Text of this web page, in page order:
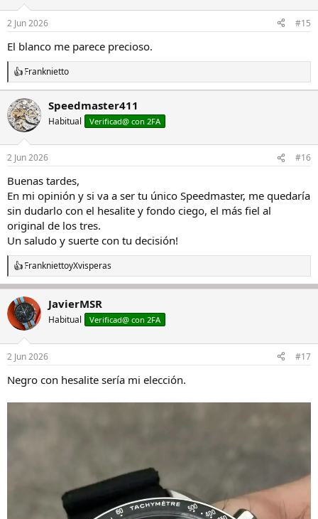
2 Jun 2026 #15
El blanco me parece precioso.
R
e
a
c
c
i
o
n
e
s
Franknietto
Speedmaster411
Habitual Verificad@ con 2FA
2 Jun 2026 #16
Buenas tardes,
En mi opinión y si va a ser tu único Speedmaster, me quedaría
sin dudarlo con el hesalite y fondo ciego, el más fiel al
original de los tres.
Un saludo y suerte con tu decisión!
R
e
c
c
i
e
:
FrankniettoyXvisperas
JavierMSR
Habitual Verificad@ con 2FA
2 Jun 2026 #17
Negro con hesalite sería mi elección.